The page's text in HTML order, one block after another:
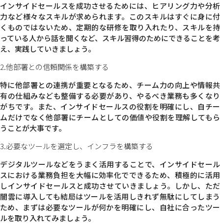
インサイドセールスを成功させるためには、ヒアリング力や分析
力など様々なスキルが求められます。 このスキルはすぐに身に付
くものではないため、定期的な研修を取り入れたり、スキルを持
っている人から話を聞くなど、スキル習得のためにできることを考
え、実践していきましょう。
2.他部署との信頼関係を構築する
特に他部署との連携が重要となるため、チーム力の向上や情報共
有の仕組みなども整備する必要があり、やるべき業務も多くなり
がちです。 また、インサイドセールスの役割を明確にし、自チー
ムだけでなく他部署にチームとしての価値や役割を理解してもら
うことが大事です。
3.必要なツールを選定し、インフラを構築する
デジタルツールなどをうまく活用することで、インサイドセール
スにおける業務負担を大幅に効率化でできるため、積極的に活用
しインサイドセールスと成功させていきましょう。
しかし、ただ
闇雲に導入しても結局はツールを活用しきれず無駄にしてしまう
ため、まずは必要なツールが何かを明確にし、自社に合ったツー
ルを取り入れてみましょう。